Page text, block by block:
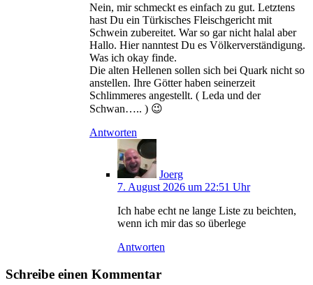
Nein, mir schmeckt es einfach zu gut. Letztens
hast Du ein Türkisches Fleischgericht mit
Schwein zubereitet. War so gar nicht halal aber
Hallo. Hier nanntest Du es Völkerverständigung.
Was ich okay finde.
Die alten Hellenen sollen sich bei Quark nicht so
anstellen. Ihre Götter haben seinerzeit
Schlimmeres angestellt. ( Leda und der
Schwan….. ) 😉
Antworten
Joerg
7. August 2026 um 22:51 Uhr
Ich habe echt ne lange Liste zu beichten,
wenn ich mir das so überlege
Antworten
Schreibe einen Kommentar